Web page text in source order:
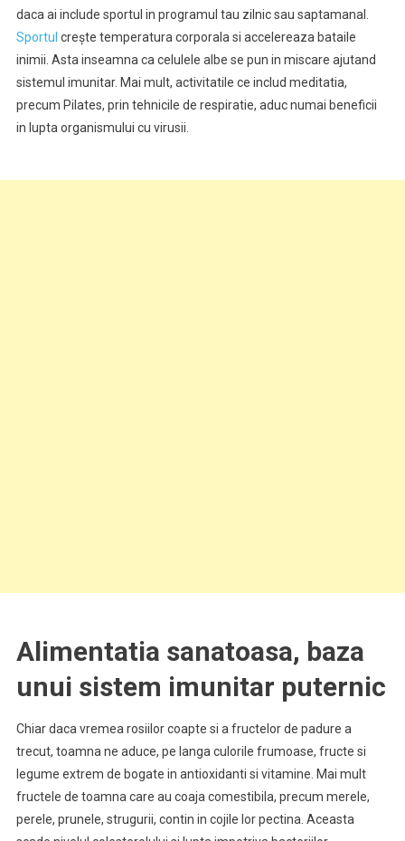
daca ai include sportul in programul tau zilnic sau saptamanal.
Sportul crește temperatura corporala si accelereaza bataile
inimii. Asta inseamna ca celulele albe se pun in miscare ajutand
sistemul imunitar. Mai mult, activitatile ce includ meditatia,
precum Pilates, prin tehnicile de respiratie, aduc numai beneficii
in lupta organismului cu virusii.
Alimentatia sanatoasa, baza
unui sistem imunitar puternic
Chiar daca vremea rosiilor coapte si a fructelor de padure a
trecut, toamna ne aduce, pe langa culorile frumoase, fructe si
legume extrem de bogate in antioxidanti si vitamine. Mai mult
fructele de toamna care au coaja comestibila, precum merele,
perele, prunele, strugurii, contin in cojile lor pectina. Aceasta